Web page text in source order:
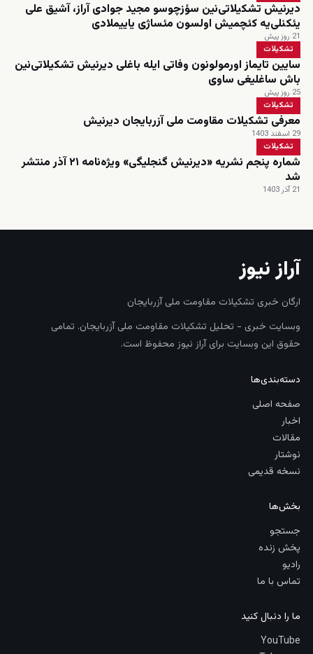
دیرنیش تشکیلاتی‌نین سؤزچوسو مجید جوادی آراز، آشیق علی
یئکنلی‌یه کئچمیش اولسون مئساژی یاییملادی
21 روز پیش
تشکیلات
سایین تایماز اورمولونون وفاتی ایله باغلی دیرنیش تشکیلاتی‌نین
باش ساغلیغی ساوی
25 روز پیش
تشکیلات
معرفی تشکیلات مقاومت ملی آزربایجان دیرنیش
29 اسفند 1403
تشکیلات
شماره پنجم نشریه «دیرنیش گنجلیگی» ویژه‌نامه ۲۱ آذر منتشر
شد
21 آذر 1403
آراز نیوز
ارگان خبری تشکیلات مقاومت ملی آزربایجان
وبسایت خبری - تحلیل تشکیلات مقاومت ملی آزربایجان. تمامی
حقوق این وبسایت برای آراز نیوز محفوظ است.
دسته‌بندی‌ها
صفحه اصلی
اخبار
مقالات
نوشتار
نسخه قدیمی
بخش‌ها
جستجو
پخش زنده
رادیو
تماس با ما
ما را دنبال کنید
YouTube